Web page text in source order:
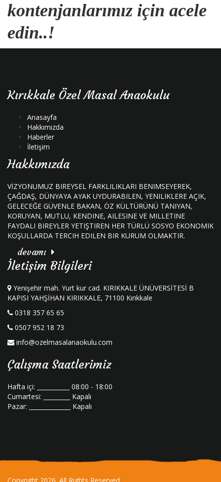
kontenjanlarımız için acele
edin..!
Kırıkkale Özel Masal Anaokulu
Anasayfa
Hakkımızda
Haberler
İletişim
Hakkımızda
VİZYONUMUZ BIREYSEL FARKLILIKLARI BENIMSEYEREK,
ÇAĞDAŞ, DÜNYAYA AYAK UYDURABILEN, YENILIKLERE AÇIK,
GELECEĞE GÜVENLE BAKAN, ÖZ KÜLTÜRÜNÜ TANIYAN,
KORUYAN, MUTLU, KENDINE, AILESINE VE MILLETINE
FAYDALI BIREYLER YETIŞTIREN HER TÜRLÜ SOSYO EKONOMIK
KOŞULLARDA TERCIH EDILEN BIR KURUM OLMAKTIR.
devamı
İletişim Bilgileri
Yenişehir mah. Yurt kur cad. KIRIKKALE ÜNÜVERSİTESİ B
KAPISI YAHŞİHAN KIRIKKALE, 71100 Kırıkkale
0318 357 65 65
0507 952 18 73
info@ozelmasalanaokulu.com
Çalışma Saatlerimiz
Hafta içi: ___________ 08:00 - 18:00
Cumartesi: _________ Kapalı
Pazar: ______________ Kapalı